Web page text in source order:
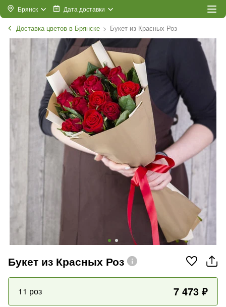
Брянск Дата доставки
Доставка цветов в Брянске Букет из Красных Роз
Букет из Красных Роз
11 роз 7 473 ₽